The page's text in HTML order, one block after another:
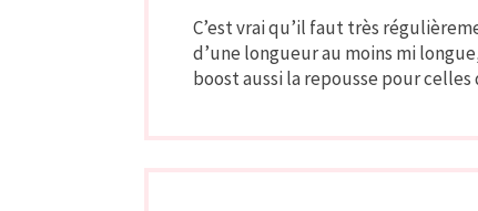
C’est vrai qu’il faut très
d’une longueur au moins mi
boost aussi la repousse pour